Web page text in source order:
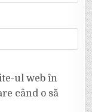
ul web în
când o să